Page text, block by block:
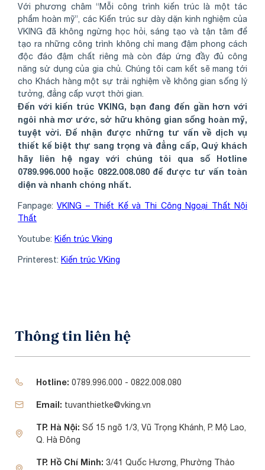
Với phương châm “Mỗi công trình kiến trúc là một tác
phẩm hoàn mỹ”, các Kiến trúc sư dày dặn kinh nghiệm của
VKING đã không ngừng học hỏi, sáng tạo và tận tâm để
tạo ra những công trình không chỉ mang đậm phong cách
độc đáo đậm chất riêng mà còn đáp ứng đầy đủ công
năng sử dụng của gia chủ. Chúng tôi cam kết sẽ mang tới
cho Khách hàng một sự trải nghiệm về không gian sống lý
tưởng, đẳng cấp vượt thời gian.
Đến với kiến trúc VKING, bạn đang đến gần hơn với
ngôi nhà mơ ước, sở hữu không gian sống hoàn mỹ,
tuyệt vời. Để nhận được những tư vấn về dịch vụ
thiết kế biệt thự sang trọng và đẳng cấp, Quý khách
hãy liên hệ ngay với chúng tôi qua số Hotline
0789.996.000 hoặc 0822.008.080 để được tư vấn toàn
diện và nhanh chóng nhất.
Fanpage:VKING – Thiết Kế và Thi Công Ngoại Thất Nội
Thất
Youtube: Kiến trúc Vking
Printerest: Kiến trúc VKing
Thông tin liên hệ
Hotline: 0789.996.000 - 0822.008.080
Email: tuvanthietke@vking.vn
TP. Hà Nội: Số 15 ngõ 1/3, Vũ Trọng Khánh, P. Mộ Lao,
Q. Hà Đông
TP. Hồ Chí Minh: 3/41 Quốc Hương, Phường Thảo